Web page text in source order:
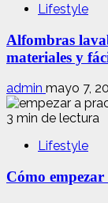
Lifestyle
Alfombras
materiales y
admin mayo 7,
3 min de lectura
Lifestyle
Cómo